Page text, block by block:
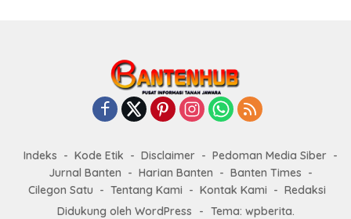
Indeks Kode Etik Disclaimer
Pedoman Media Siber
Jurnal Banten
Harian Banten
Banten Times
Cilegon Satu
Tentang Kami Kontak Kami
Redaksi
Didukung oleh WordPress
- Tema: wpberita.